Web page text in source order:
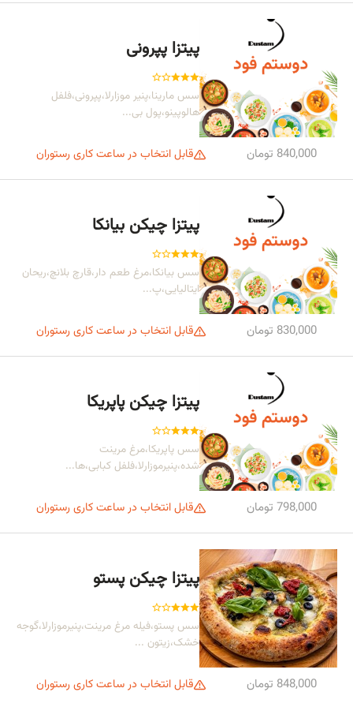
پیتزا پپرونی
سس مارینا،پنیر موزارلا،پپرونی،فلفل
هالوپینو،پول بی...
840,000 تومان قابل انتخاب در ساعت کاری رستوران
پیتزا چیکن بیانکا
سس بیانکا،مرغ طعم دار،قارچ بلانچ،ریحان
ایتالیایی،پ...
830,000 تومان قابل انتخاب در ساعت کاری رستوران
پیتزا چیکن پاپریکا
سس پاپریکا،مرغ مرینت
شده،پنیرموزارلا،فلفل کبابی،ها...
798,000 تومان قابل انتخاب در ساعت کاری رستوران
پیتزا چیکن پستو
سس پستو،فیله مرغ مرینت،پنیرموزارلا،گوجه
خشک،زیتون ...
848,000 تومان قابل انتخاب در ساعت کاری رستوران